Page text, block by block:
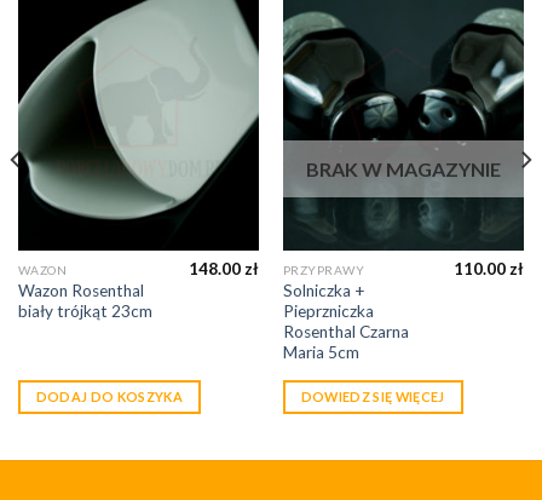
WAZON
Wazon Rosenthal
biały trójkąt 23cm
148.00zł
DODAJ DO KOSZYKA
BRAK W MAGAZYNIE
PRZYPRAWY
Solniczka +
Pieprzniczka
Rosenthal Czarna
Maria 5cm
110.00zł
DOWIEDZ SIĘ WIĘCEJ